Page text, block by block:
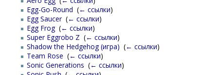
Egg-Go-Round (← ссылки)
Egg Saucer‎ (← ссылки)
Egg Frog‎ (← ссылки)
Super Eggrobo Z (← ссылки)
Shadow the Hedgehog (игра) (← ссылки)
Team Rose (← ссылки)
Sonic Generations (← ссылки)